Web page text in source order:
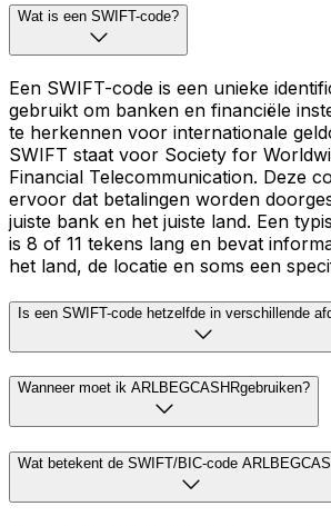
Wat is een SWIFT-code?
Een SWIFT-code is een unieke
gebruikt om banken en financiële
te herkennen voor internationale
SWIFT staat voor Society for
Financial Telecommunication. Deze
ervoor dat betalingen worden
juiste bank en het juiste land. Een
is 8 of 11 tekens lang en bevat
het land, de locatie en soms een
Is een SWIFT-code hetzelfde in verschillende
Wanneer moet ik ARLBEGCASHRgebruiken?
Wat betekent de SWIFT/BIC-code